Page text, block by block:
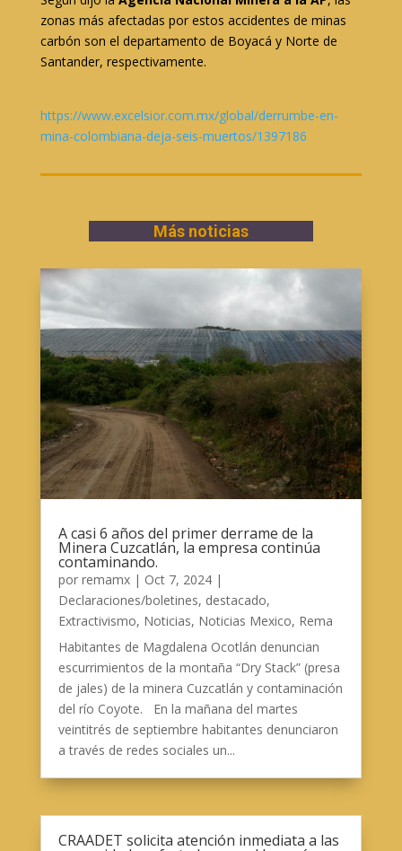
zonas más afectadas por estos accidentes de minas
carbón son el departamento de Boyacá y Norte de
Santander, respectivamente.
https://www.excelsior.com.mx/global/derrumbe-en-
mina-colombiana-deja-seis-muertos/1397186
Más noticias
A casi 6 años del primer derrame de la
Minera Cuzcatlán, la empresa continúa
contaminando.
por remamx| Oct 7, 2024|
Declaraciones/boletines, destacado,
Extractivismo, Noticias, Noticias Mexico, Rema
Habitantes de Magdalena Ocotlán denuncian
escurrimientos de la montaña “Dry Stack” (presa
de jales) de la minera Cuzcatlán y contaminación
del río Coyote. En la mañana del martes
veintitrés de septiembre habitantes denunciaron
a través de redes sociales un...
CRAADET solicita atención inmediata a las